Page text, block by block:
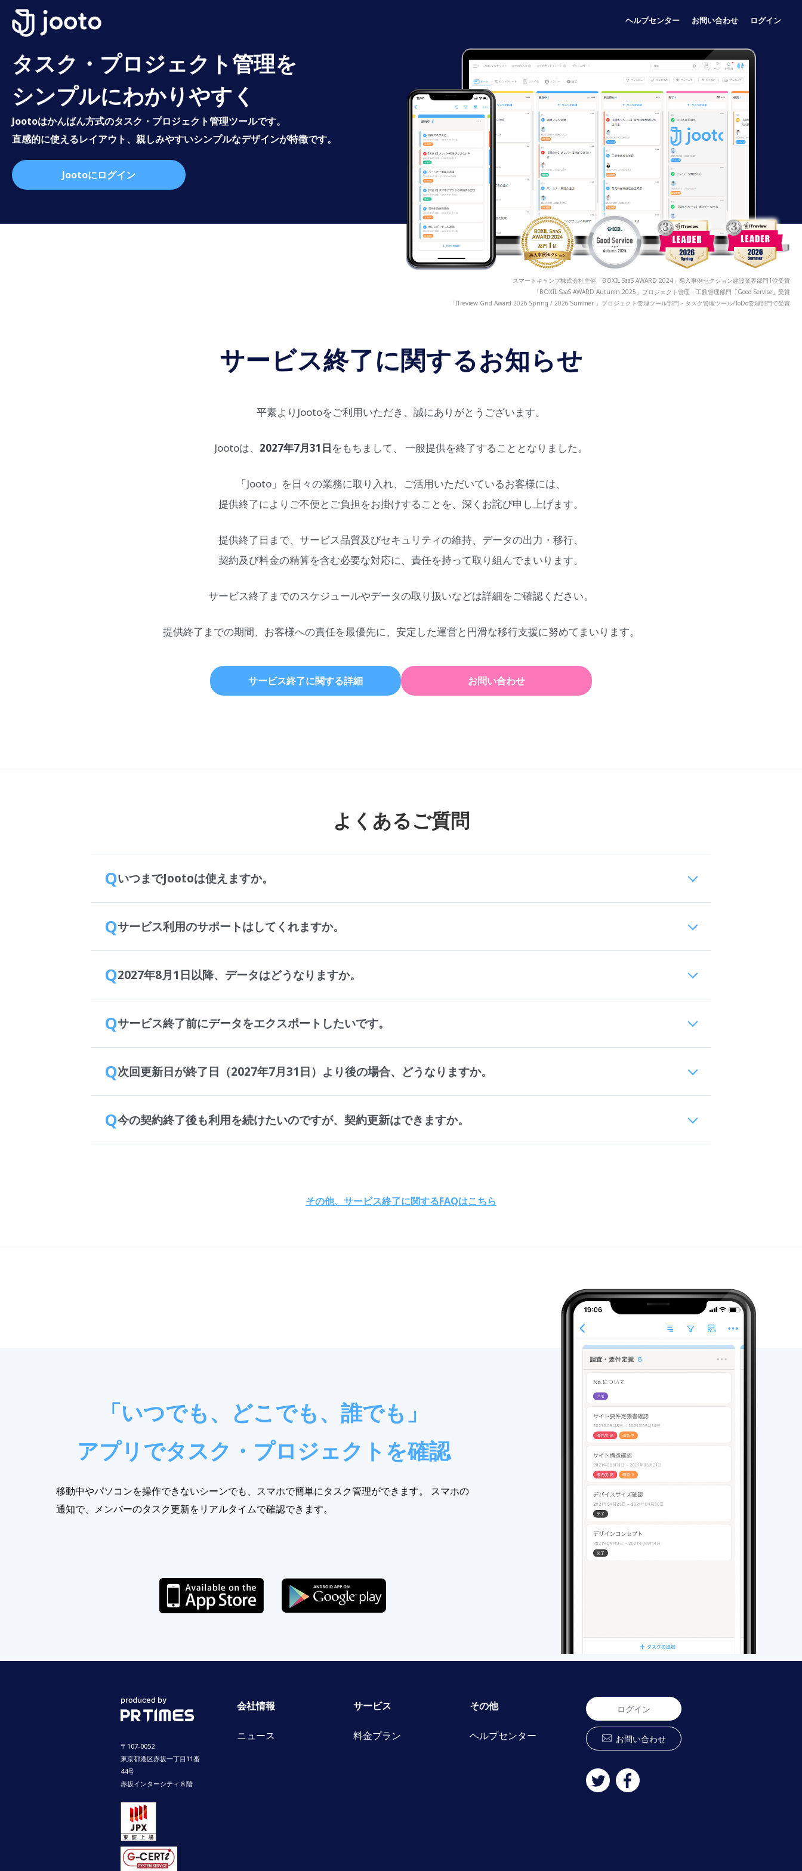
ヘルプセンター お問い合わせ ログイン
タスク・プロジェクト管理を
シンプルにわかりやすく
Jootoはかんばん方式のタスク・プロジェクト管理ツールです。
直感的に使えるレイアウト、親しみやすいシンプルなデザインが特徴です。
Jootoにログイン
スマートキャンプ株式会社主催「BOXIL SaaS AWARD 2024」導入事例セクション建設業界部門1位受賞
「BOXIL SaaS AWARD Autumn 2025」プロジェクト管理・工数管理部門「Good Service」受賞
「ITreview Grid Award 2026 Spring / 2026 Summer 」プロジェクト管理ツール部門・タスク管理ツール/ToDo管理部門で受賞
サービス終了に関するお知らせ
平素よりJootoをご利用いただき、誠にありがとうございます。
Jootoは、 2027年7月31日をもちまして、 一般提供を終了することとなりました。
「Jooto」を日々の業務に取り入れ、ご活用いただいているお客様には、
提供終了によりご不便とご負担をお掛けすることを、深くお詫び申し上げます。
提供終了日まで、サービス品質及びセキュリティの維持、データの出力・移行、
契約及び料金の精算を含む必要な対応に、責任を持って取り組んでまいります。
サービス終了までのスケジュールやデータの取り扱いなどは詳細をご確認ください。
提供終了までの期間、お客様への責任を最優先に、安定した運営と円滑な移行支援に努めてまいります。
サービス終了に関する詳細 お問い合わせ
よくあるご質問
QいつまでJootoは使えますか。
Qサービス利用のサポートはしてくれますか。
Q2027年8月1日以降、データはどうなりますか。
Qサービス終了前にデータをエクスポートしたいです。
Q次回更新日が終了日（2027年7月31日）より後の場合、どうなりますか。
Q今の契約終了後も利用を続けたいのですが、契約更新はできますか。
その他、サービス終了に関するFAQはこちら
「いつでも、どこでも、誰でも」
アプリでタスク・プロジェクトを確認
移動中やパソコンを操作できないシーンでも、スマホで簡単にタスク管理ができます。 スマホの
通知で、メンバーのタスク更新をリアルタイムで確認できます。
〒107-0052
東京都港区赤坂一丁目11番
44号
赤坂インターシティ８階
会社情報
ニュース
サービス
料金プラン
その他
ヘルプセンター
ログイン
お問い合わせ